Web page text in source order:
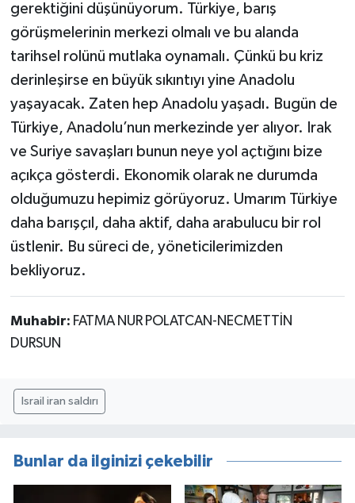
gerektiğini düşünüyorum. Türkiye, barış
görüşmelerinin merkezi olmalı ve bu alanda
tarihsel rolünü mutlaka oynamalı. Çünkü bu kriz
derinleşirse en büyük sıkıntıyı yine Anadolu
yaşayacak. Zaten hep Anadolu yaşadı. Bugün de
Türkiye, Anadolu’nun merkezinde yer alıyor. Irak
ve Suriye savaşları bunun neye yol açtığını bize
açıkça gösterdi. Ekonomik olarak ne durumda
olduğumuzu hepimiz görüyoruz. Umarım Türkiye
daha barışçıl, daha aktif, daha arabulucu bir rol
üstlenir. Bu süreci de, yöneticilerimizden
bekliyoruz.
Muhabir: FATMA NUR POLATCAN-NECMETTİN
DURSUN
Israil iran saldırı
Bunlar da ilginizi çekebilir